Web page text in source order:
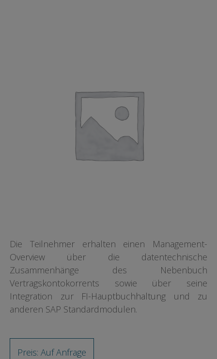
Die Teilnehmer erhalten einen Management-
Overview über die datentechnische
Zusammenhänge des Nebenbuch
Vertragskontokorrents sowie über seine
Integration zur FI-Hauptbuchhaltung und zu
anderen SAP Standardmodulen.
Preis: Auf Anfrage